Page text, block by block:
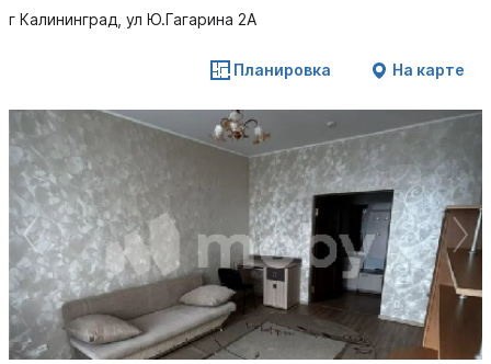
г Калининград, ул Ю.Гагарина 2А
Планировка На карте
1
/
23